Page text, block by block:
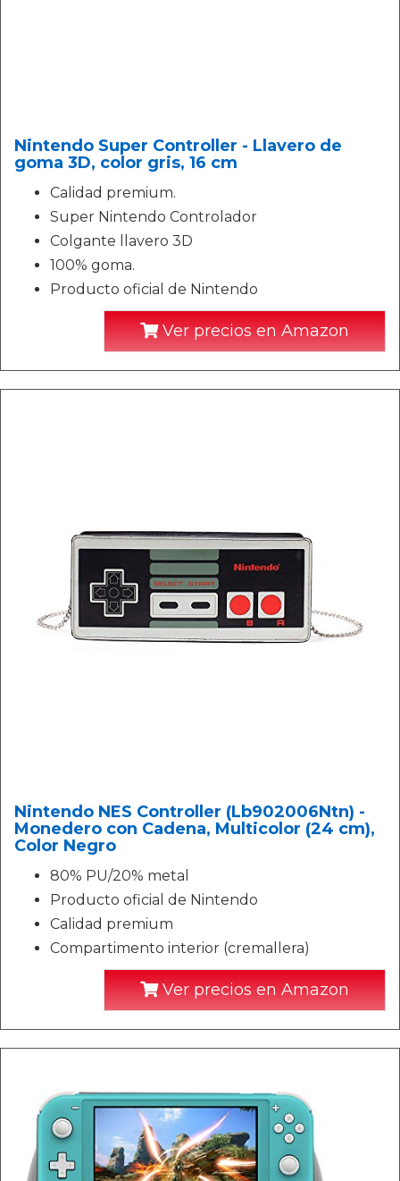
Nintendo Super Controller - Llavero de
goma 3D, color gris, 16 cm
Calidad premium.
Super Nintendo Controlador
Colgante llavero 3D
100% goma.
Producto oficial de Nintendo
Ver precios en Amazon
Nintendo NES Controller (Lb902006Ntn) -
Monedero con Cadena, Multicolor (24 cm),
Color Negro
80% PU/20% metal
Producto oficial de Nintendo
Calidad premium
Compartimento interior (cremallera)
Ver precios en Amazon